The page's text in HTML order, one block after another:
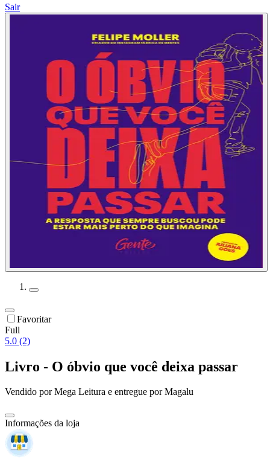
Sair
Favoritar
Full
5.0 (2)
Livro - O óbvio que você deixa passar
Vendido porMega Leitura e entregue por Magalu
Informações da loja